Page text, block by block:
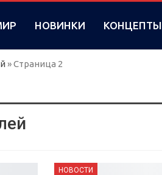
НОВИНКИ КОНЦЕПТЫ
»Страница 2
НОВОСТИ